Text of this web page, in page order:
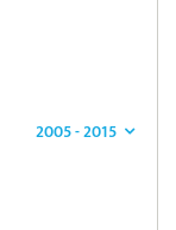
2005 - 2015